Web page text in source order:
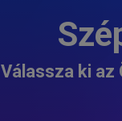
Válassza ki az